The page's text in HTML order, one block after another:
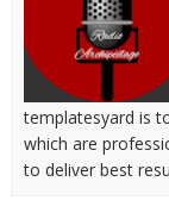
templatesyard is
which are
to deliver best